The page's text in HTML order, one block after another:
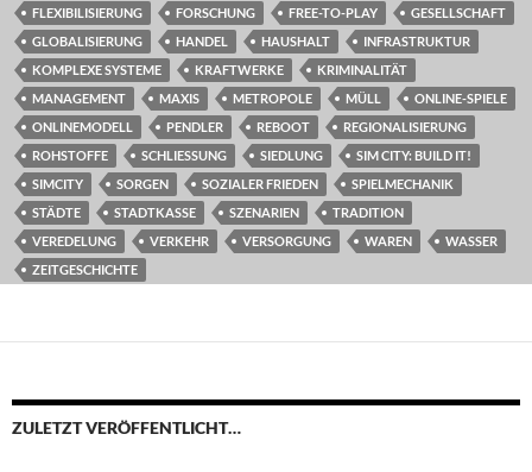
FLEXIBILISIERUNG
FORSCHUNG FREE-TO-PLAY
GESELLSCHAFT
GLOBALISIERUNG
HANDEL HAUSHALT
INFRASTRUKTUR
KOMPLEXE SYSTEME
KRAFTWERKE
KRIMINALITÄT
MANAGEMENT
MAXIS METROPOLE MÜLL
ONLINE-SPIELE
ONLINEMODELL
PENDLER REBOOT
REGIONALISIERUNG
ROHSTOFFE
SCHLIESSUNG SIEDLUNG
SIM CITY: BUILD IT!
SIMCITY
SORGEN SOZIALER FRIEDEN
SPIELMECHANIK
STÄDTE
STADTKASSE SZENARIEN
TRADITION
VEREDELUNG
VERKEHR VERSORGUNG WAREN
WASSER
ZEITGESCHICHTE
ZULETZT VERÖFFENTLICHT…